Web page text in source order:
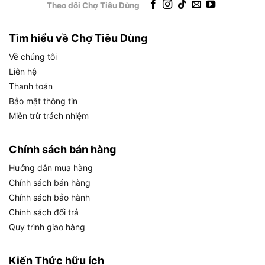
và số lần va đập tối đa 3.500 IPM, ba thông số
mẽ và linh hoạt trên nhiều loại vật liệu khác nhau.
Cụ thể hơn, ý nghĩa thực tiễn của từng thông số
sau:
Lực siết 135Nm
bu lông M8 đến M12 trong ngành cơ khí nhẹ,
bắt vít gỗ dài đến 75mm vào gỗ cứng và lắp
ráp kết cấu nhôm, thép mỏng trong nội thất và
thi công điện. Mức lực này vượt trội so với máy
có BL, thường chỉ đạt 90 đến 110Nm.
Theo dõi Chợ Tiêu Dùng
Tìm hiểu về Chợ Tiêu Dùng
Về chúng tôi
Liên hệ
Thanh toán
Bảo mật thông tin
Miễn trừ trách nhiệm
Chính sách bán hàng
Hướng dẫn mua hàng
Chính sách bán hàng
Chính sách bảo hành
Chính sách đổi trả
Quy trình giao hàng
Kiến Thức hữu ích